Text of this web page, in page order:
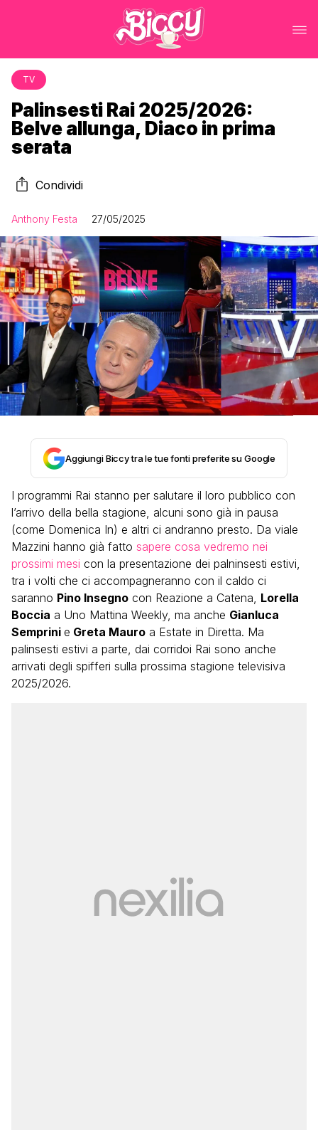
TV
Palinsesti Rai 2025/2026:
Belve allunga, Diaco in prima
serata
Condividi
Anthony Festa 27/05/2025
Aggiungi Biccy tra le tue fonti preferite su Google
I programmi Rai stanno per salutare il loro pubblico con
l’arrivo della bella stagione, alcuni sono già in pausa
(come Domenica In) e altri ci andranno presto. Da viale
Mazzini hanno già fatto sapere cosa vedremo nei
prossimi mesi con la presentazione dei palninsesti estivi,
tra i volti che ci accompagneranno con il caldo ci
saranno Pino Insegno con Reazione a Catena, Lorella
Boccia a Uno Mattina Weekly, ma anche Gianluca
Semprini e Greta Mauro a Estate in Diretta. Ma
palinsesti estivi a parte, dai corridoi Rai sono anche
arrivati degli spifferi sulla prossima stagione televisiva
2025/2026.